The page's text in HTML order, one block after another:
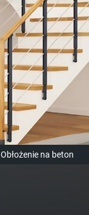
Obłożenie na beton